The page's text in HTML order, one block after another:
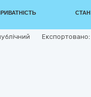
СТАН
Експортовано: